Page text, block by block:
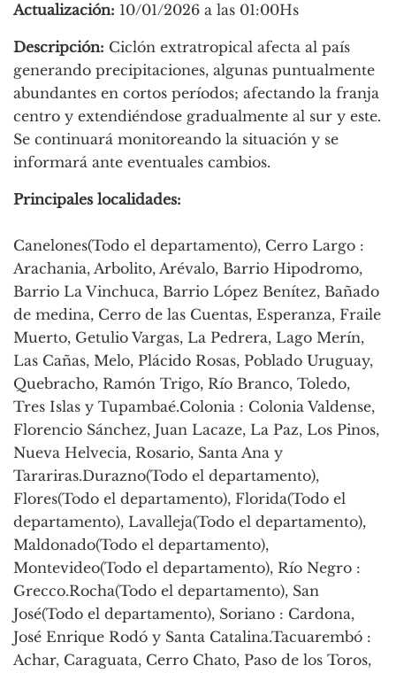
Actualización: 10/01/2026 a las 01:00Hs
Descripción: Ciclón extratropical afecta al país
generando precipitaciones, algunas puntualmente
abundantes en cortos períodos; afectando la franja
centro y extendiéndose gradualmente al sur y este.
Se continuará monitoreando la situación y se
informará ante eventuales cambios.
Principales localidades:
Canelones(Todo el departamento), Cerro Largo :
Arachania, Arbolito, Arévalo, Barrio Hipodromo,
Barrio La Vinchuca, Barrio López Benítez, Bañado
de medina, Cerro de las Cuentas, Esperanza, Fraile
Muerto, Getulio Vargas, La Pedrera, Lago Merín,
Las Cañas, Melo, Plácido Rosas, Poblado Uruguay,
Quebracho, Ramón Trigo, Río Branco, Toledo,
Tres Islas y Tupambaé.Colonia : Colonia Valdense,
Florencio Sánchez, Juan Lacaze, La Paz, Los Pinos,
Nueva Helvecia, Rosario, Santa Ana y
Tarariras.Durazno(Todo el departamento),
Flores(Todo el departamento), Florida(Todo el
departamento), Lavalleja(Todo el departamento),
Maldonado(Todo el departamento),
Montevideo(Todo el departamento), Río Negro :
Grecco.Rocha(Todo el departamento), San
José(Todo el departamento), Soriano : Cardona,
José Enrique Rodó y Santa Catalina.Tacuarembó :
Achar, Caraguata, Cerro Chato, Paso de los Toros,